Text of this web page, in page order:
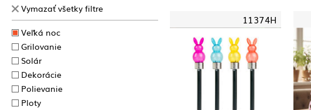
Vymazať všetky filtre
Veľká noc
Grilovanie
Solár
Dekorácie
Polievanie
Ploty
11374H